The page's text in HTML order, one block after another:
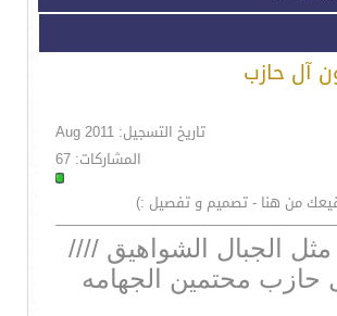
آل حازب
تاريخ التسجيل: Aug 2011
المشاركات: 67
من هنا - تصميم و تفصيل :)
مثل الجبال الشواهيق ////
حازب محتمين الجهامه